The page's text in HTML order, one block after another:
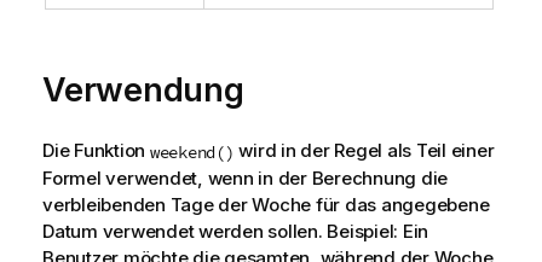
Verwendung
Die Funktion weekend() wird in der Regel als Teil einer
Formel verwendet, wenn in der Berechnung die
verbleibenden Tage der Woche für das angegebene
Datum verwendet werden sollen. Beispiel: Ein